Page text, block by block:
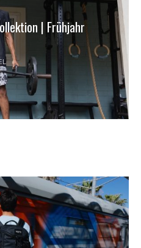
| Frühjahr